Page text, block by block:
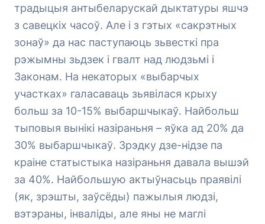
традыцыя антыбеларускай дыктатуры яшчэ
з савецкіх часоў. Але і з гэтых «сакрэтных
зонаў» да нас паступаюць зьвесткі пра
рэжымны зьдзек і гвалт над людзьмі і
Законам. На некаторых «выбарчых
участках» галасаваць зьявілася крыху
больш за 10-15% выбаршчыкаў. Найбольш
тыповыя вынікі назіраньня – яўка ад 20% да
30% выбаршчыкаў. Зрэдку дзе-нідзе па
краіне статыстыка назіраньня давала вышэй
за 40%. Найбольшую актыўнасьць праявілі
(як, зрэшты, заўсёды) пажылыя людзі,
вэтэраны, інваліды, але яны не маглі